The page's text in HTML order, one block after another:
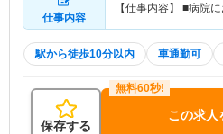
仕事内容
【仕事内容】 ■病院
駅から徒歩10分以内 車通勤可
保存する
この求人